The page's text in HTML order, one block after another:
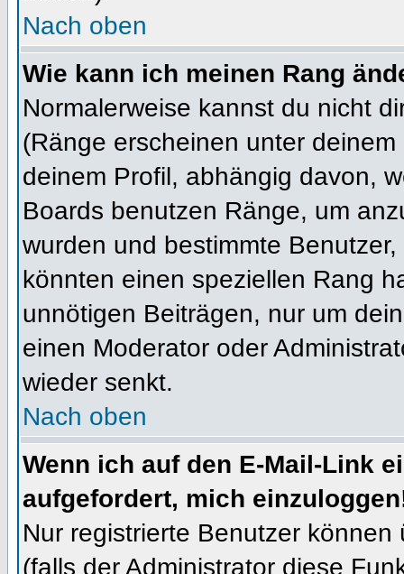
Nach oben
Wie kann ich meinen Rang
Normalerweise kannst du nicht
(Ränge erscheinen unter
deinem Profil, abhängig davon,
Boards benutzen Ränge, um
wurden und bestimmte
könnten einen speziellen Rang
unnötigen Beiträgen, nur um
einen Moderator oder
wieder senkt.
Nach oben
Wenn ich auf den E-Mail-Link
aufgefordert, mich
Nur registrierte Benutzer
(falls der Administrator diese